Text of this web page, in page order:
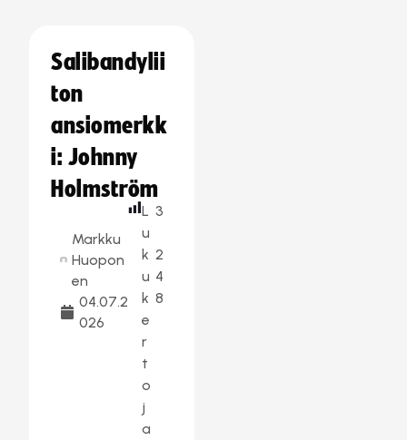
Salibandylii
ton
ansiomerkk
i: Johnny
Holmström
Markku
Huopon
en
04.07.2
026
L
u
k
u
k
e
r
t
o
j
a
3
2
4
8